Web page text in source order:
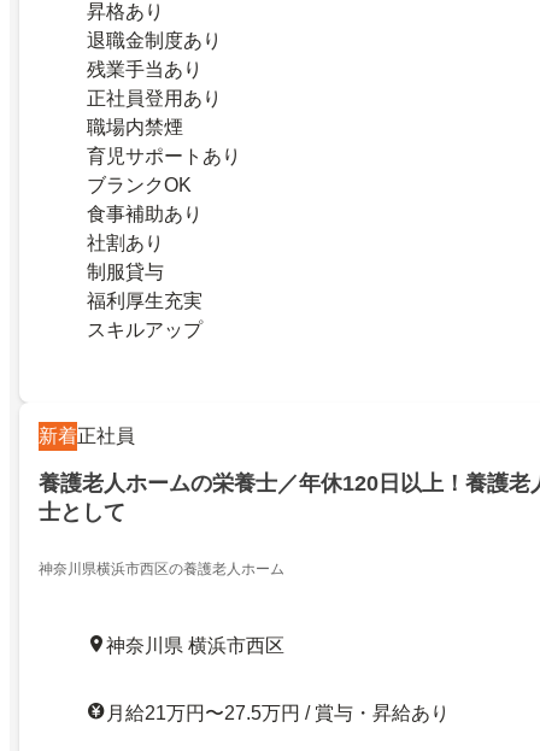
昇格あり
退職金制度あり
残業手当あり
正社員登用あり
職場内禁煙
育児サポートあり
ブランクOK
食事補助あり
社割あり
制服貸与
福利厚生充実
スキルアップ
新着正社員
養護老人ホームの栄養士／年休120日以上！養護老
士として
神奈川県横浜市西区の養護老人ホーム
神奈川県 横浜市西区
月給21万円〜27.5万円 / 賞与・昇給あり